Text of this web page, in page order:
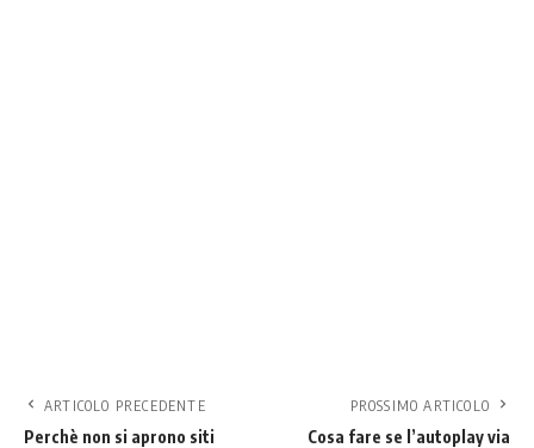
ARTICOLO PRECEDENTE
Perchè non si aprono siti
PROSSIMO ARTICOLO
Cosa fare se l’autoplay via